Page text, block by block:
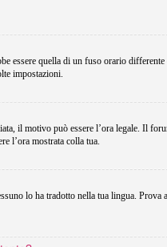
essere quella di un fuso orario
impostazioni.
il motivo può essere l’ora legale. Il
l’ora mostrata colla tua.
lo ha tradotto nella tua lingua.